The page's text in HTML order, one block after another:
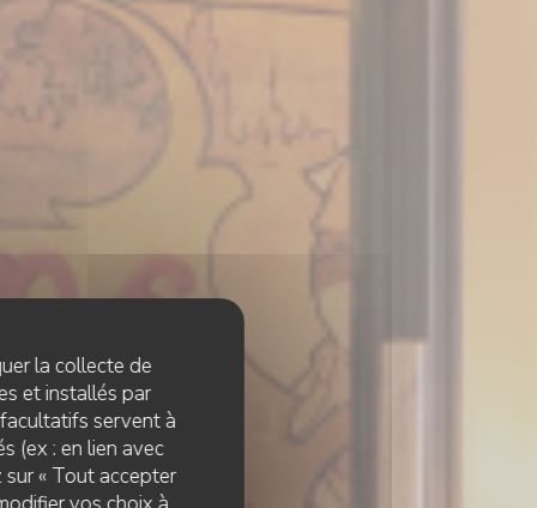
la collecte de
et installés par
servent à
(ex : en lien avec
« Tout accepter